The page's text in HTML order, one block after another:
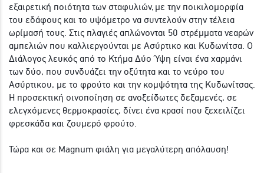
εξαιρετική ποιότητα των σταφυλιών, με την ποικιλομορφία
του εδάφους και το υψόμετρο να συντελούν στην τέλεια
ωρίμασή τους. Στις πλαγιές απλώνονται 50 στρέμματα νεαρών
αμπελιών που καλλιεργούνται με Ασύρτικο και Κυδωνίτσα. Ο
Διάλογος λευκός από το Κτήμα Δύο Ύψη είναι ένα χαρμάνι
των δύο, που συνδυάζει την οξύτητα και το νεύρο του
Ασύρτικου, με το φρούτο και την κομψότητα της Κυδωνίτσας.
Η προσεκτική οινοποίηση σε ανοξείδωτες δεξαμενές, σε
ελεγχόμενες θερμοκρασίες, δίνει ένα κρασί που ξεχειλίζει
φρεσκάδα και ζουμερό φρούτο.
Τώρα και σε Magnum φιάλη για μεγαλύτερη απόλαυση!